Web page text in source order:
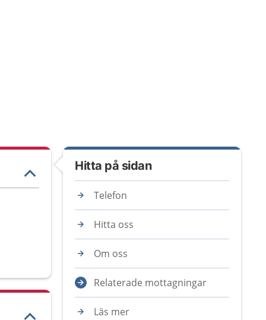
Hitta på sidan
Telefon
Hitta oss
Om oss
Relaterade mottagningar
Läs mer